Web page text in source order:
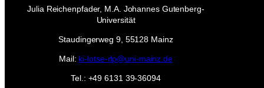
Julia Reichenpfader, M.A. Johannes Gutenberg-
Universität
Staudingerweg 9, 55128 Mainz
Mail: ki-lotse-rlp@uni-mainz.de
Tel.: +49 6131 39-36094